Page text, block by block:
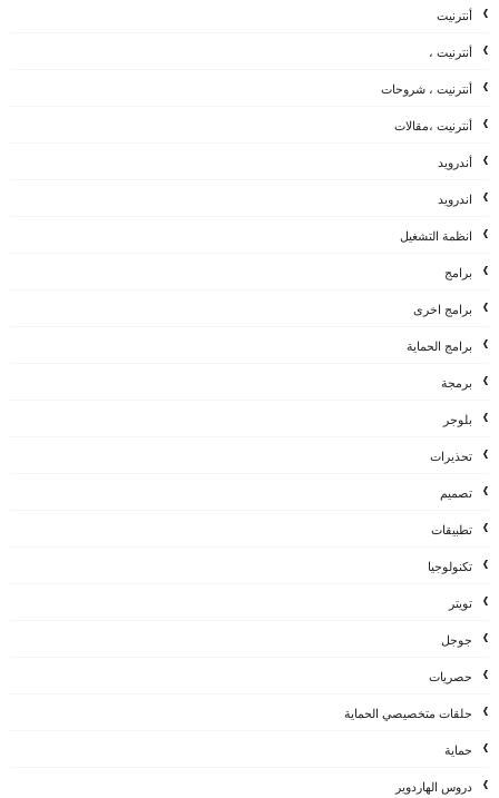
أنترنيت
أنترنيت ،
أنترنيت ، شروحات
أنترنيت ،مقالات
أندرويد
اندرويد
انظمة التشغيل
برامج
برامج اخرى
برامج الحماية
برمجة
بلوجر
تحذيرات
تصميم
تطبيقات
تكنولوجيا
تويتر
جوجل
حصريات
حلقات متخصيصي الحماية
حماية
دروس الهاردوير